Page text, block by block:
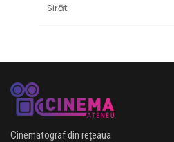
Sirāt
Cinematograf din rețeaua